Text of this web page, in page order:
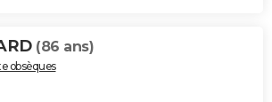
(86 ans)
obsèques